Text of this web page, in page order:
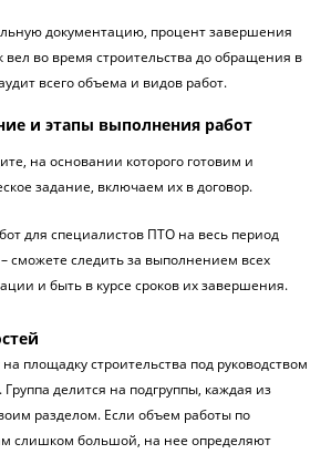
документацию, процент завершения
вел во время строительства до обращения в
всего объема и видов работ.
и этапы выполнения работ
на основании которого готовим и
задание, включаем их в договор.
для специалистов ПТО на весь период
сможете следить за выполнением всех
и быть в курсе сроков их завершения.
площадку строительства под руководством
Группа делится на подгруппы, каждая из
разделом. Если объем работы по
слишком большой, на нее определяют